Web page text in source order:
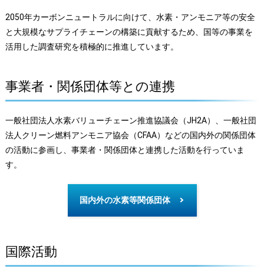
2050年カーボンニュートラルに向けて、水素・アンモニア等の安全
と大規模なサプライチェーンの構築に貢献するため、国等の事業を
活用した調査研究を積極的に推進しています。
事業者・関係団体等との連携
一般社団法人水素バリューチェーン推進協議会（JH2A）、一般社団
法人クリーン燃料アンモニア協会（CFAA）などの国内外の関係団体
の活動に参画し、事業者・関係団体と連携した活動を行っていま
す。
国内外の水素等関係団体
国際活動